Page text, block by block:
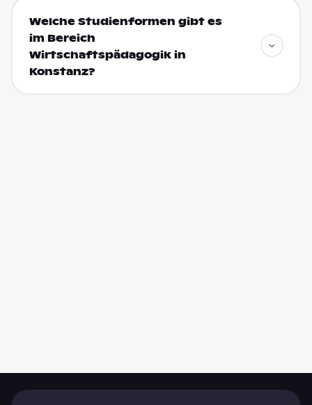
Welche Studienformen gibt es
im Bereich
Wirtschaftspädagogik in
Konstanz?